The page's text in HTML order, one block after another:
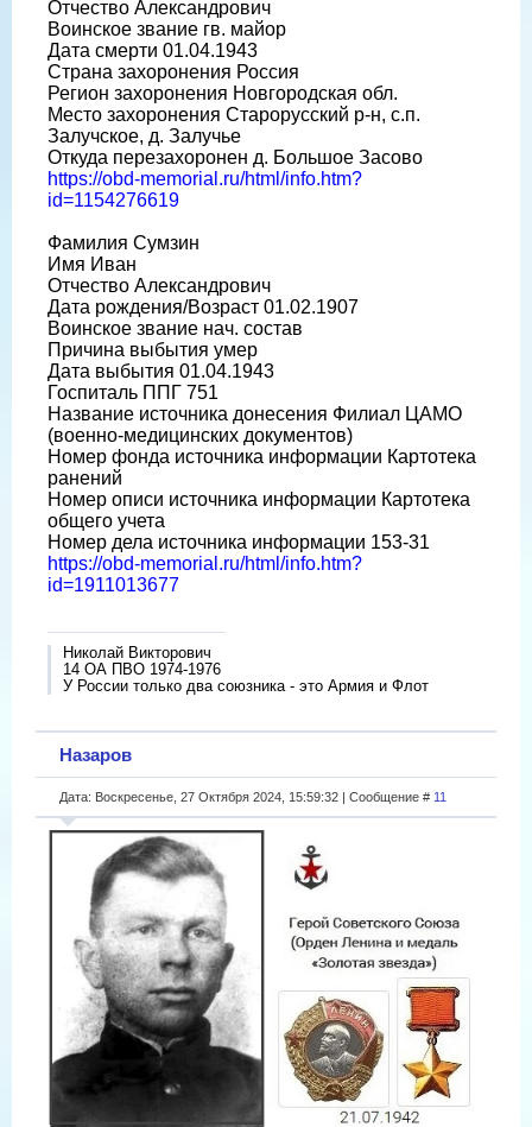
Отчество Александрович
Воинское звание гв. майор
Дата смерти 01.04.1943
Страна захоронения Россия
Регион захоронения Новгородская обл.
Место захоронения Старорусский р-н, с.п.
Залучское, д. Залучье
Откуда перезахоронен д. Большое Засово
https://obd-memorial.ru/html/info.htm?
id=1154276619
Фамилия Сумзин
Имя Иван
Отчество Александрович
Дата рождения/Возраст 01.02.1907
Воинское звание нач. состав
Причина выбытия умер
Дата выбытия 01.04.1943
Госпиталь ППГ 751
Название источника донесения Филиал ЦАМО
(военно-медицинских документов)
Номер фонда источника информации Картотека
ранений
Номер описи источника информации Картотека
общего учета
Номер дела источника информации 153-31
https://obd-memorial.ru/html/info.htm?
id=1911013677
Николай Викторович
14 ОА ПВО 1974-1976
У России только два союзника - это Армия и Флот
Назаров
Дата: Воскресенье, 27 Октября 2024, 15:59:32 | Сообщение # 11